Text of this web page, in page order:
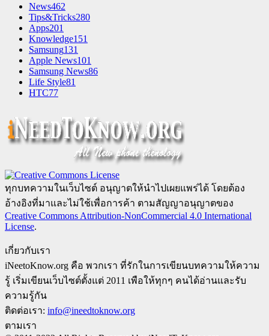
News462
Tips&Tricks280
Apps201
Knowledge151
Samsung131
Apple News101
Samsung News86
Life Style81
HTC77
ทุกบทความในเว็บไซต์ อนุญาตให้นำไปเผยแพร่ได้ โดยต้อง
อ้างอิงที่มาและไม่ใช้เพื่อการค้า ตามสัญญาอนุญาตของ
Creative Commons Attribution-NonCommercial 4.0 International
License.
เกี่ยวกับเรา
iNeetoKnow.org คือ พวกเรา ที่รักในการเขียนบทความให้ความ
รู้ เริ่มเขียนเว็บไซต์ตั้งแต่ 2011 เพือให้ทุกๆ คนได้อ่านและรับ
ความรู้กัน
ติดต่อเรา: info@ineedtoknow.org
ตามเรา